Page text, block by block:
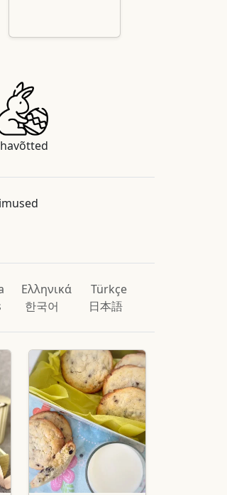
Ελληνικά
Türkçe
한국어 日本語